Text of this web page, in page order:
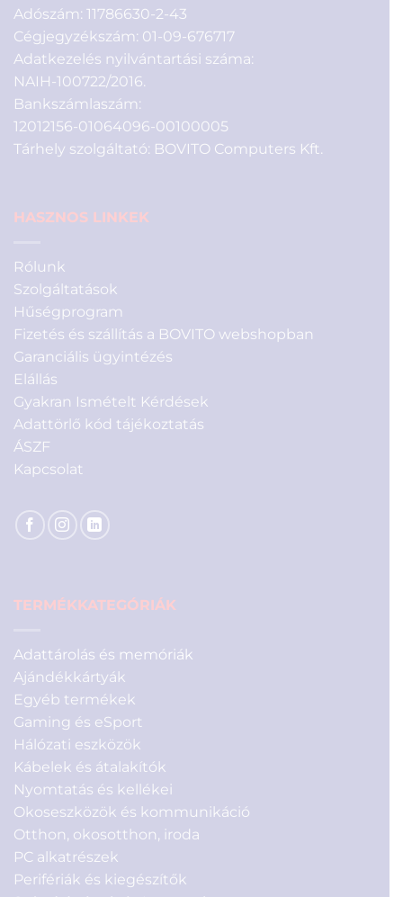
Adószám: 11786630-2-43
Cégjegyzékszám: 01-09-676717
Adatkezelés nyilvántartási száma:
NAIH-100722/2016.
Bankszámlaszám:
12012156-01064096-00100005
Tárhely szolgáltató: BOVITO Computers Kft.
HASZNOS LINKEK
Rólunk
Szolgáltatások
Hűségprogram
Fizetés és szállítás a BOVITO webshopban
Garanciális ügyintézés
Elállás
Gyakran Ismételt Kérdések
Adattörlő kód tájékoztatás
ÁSZF
Kapcsolat
TERMÉKKATEGÓRIÁK
Adattárolás és memóriák
Ajándékkártyák
Egyéb termékek
Gaming és eSport
Hálózati eszközök
Kábelek és átalakítók
Nyomtatás és kellékei
Okoseszközök és kommunikáció
Otthon, okosotthon, iroda
PC alkatrészek
Perifériák és kiegészítők